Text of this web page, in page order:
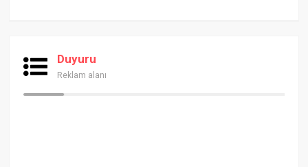
Duyuru
Reklam alanı